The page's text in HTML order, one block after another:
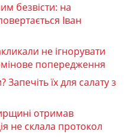
безвісти: на
Іван
не ігнорувати
попередження
Запечіть їх для салату з
отримав
не склала протокол